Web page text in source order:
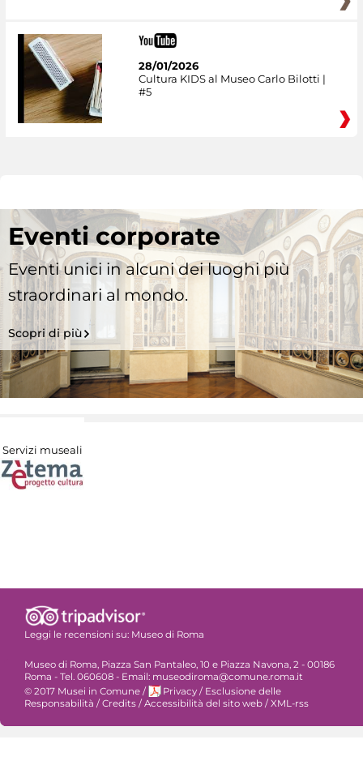
28/01/2026
Cultura KIDS al Museo Carlo Bilotti |
#5
Eventi corporate
Eventi unici in alcuni dei luoghi più
straordinari al mondo.
Scopri di più
Servizi museali
Leggi le recensioni su: Museo di Roma
Museo di Roma, Piazza San Pantaleo, 10 e Piazza Navona, 2 - 00186
Roma - Tel. 060608 - Email: museodiroma@comune.roma.it
© 2017 Musei in Comune / Privacy / Esclusione delle
Responsabilità / Credits / Accessibilità del sito web / XML-rss